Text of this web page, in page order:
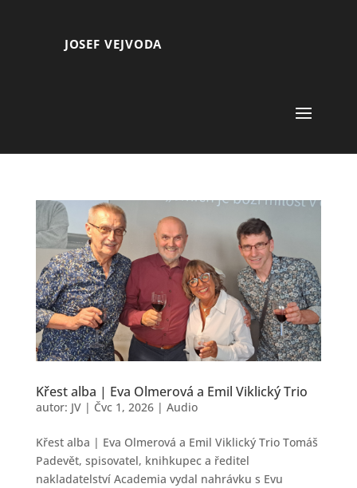
JOSEF VEJVODA
Křest alba | Eva Olmerová a Emil Viklický Trio
autor: JV| Čvc 1, 2026| Audio
Křest alba | Eva Olmerová a Emil Viklický Trio Tomáš
Padevět, spisovatel, knihkupec a ředitel
nakladatelství Academia vydal nahrávku s Evu